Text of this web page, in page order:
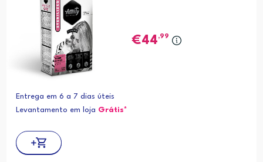
44,99
Entrega em 6 a 7 dias úteis
Levantamento em loja Grátis*